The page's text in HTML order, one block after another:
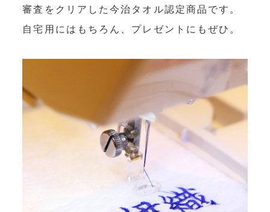
審査をクリアした今治タオル認定商品です。
自宅用にはもちろん、プレゼントにもぜひ。